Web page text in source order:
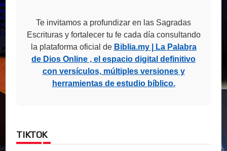
Te invitamos a profundizar en las Sagradas
Escrituras y fortalecer tu fe cada día consultando
la plataforma oficial de Biblia.my | La Palabra
de Dios Online , el espacio digital definitivo
con versículos, múltiples versiones y
herramientas de estudio bíblico.
TIKTOK